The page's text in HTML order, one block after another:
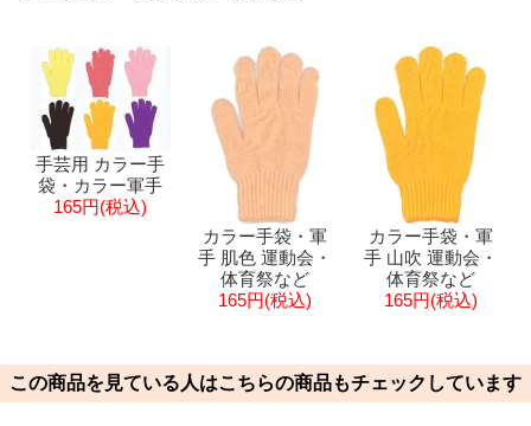
手芸用 カラー手
袋・カラー軍手
165円(税込)
カラー手袋・軍
手 肌色 運動会・
体育祭など
165円(税込)
カラー手袋・軍
手 山吹 運動会・
体育祭など
165円(税込)
この商品を見ている人はこちらの商品もチェックしています